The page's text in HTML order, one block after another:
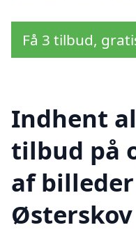
Få 3 tilbud,
Indhent
tilbud på
af
Østerskov